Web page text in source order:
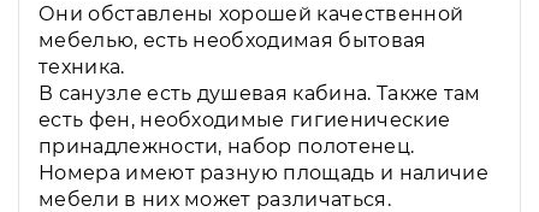
Они обставлены хорошей качественной
мебелью, есть необходимая бытовая
техника.
В санузле есть душевая кабина. Также там
есть фен, необходимые гигиенические
принадлежности, набор полотенец.
Номера имеют разную площадь и наличие
мебели в них может различаться.